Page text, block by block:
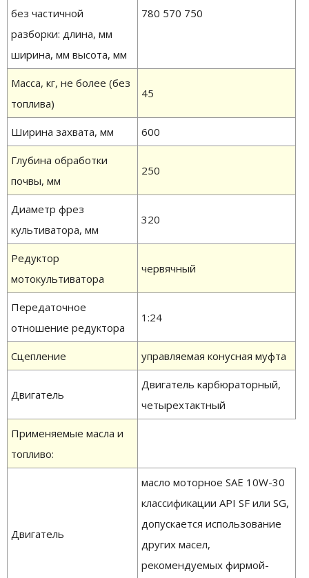
без частичной
разборки: длина, мм
ширина, мм высота, мм
780 570 750
Масса, кг, не более (без
топлива)
45
Ширина захвата, мм 600
Глубина обработки
почвы, мм
250
Диаметр фрез
культиватора, мм
320
Редуктор
мотокультиватора
червячный
Передаточное
отношение редуктора
1:24
Сцепление управляемая конусная муфта
Двигатель
Двигатель карбюраторный,
четырехтактный
Применяемые масла и
топливо:
Двигатель
масло моторное SAE 10W-30
классификации АPI SF или SG,
допускается использование
других масел,
рекомендуемых фирмой-